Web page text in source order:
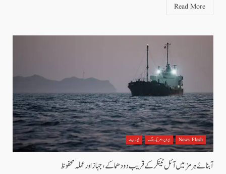
Read More
News Flash ایران - امریکہ جنگ نیوز بیٹ
آبنائے ہرمز میں آئل ٹینکر کے قریب دو دھماکے، جہاز اور عملہ محفوظ